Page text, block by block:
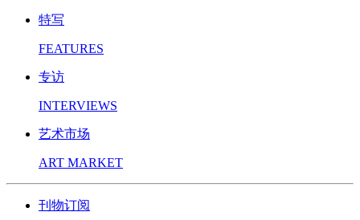
特写
FEATURES
专访
INTERVIEWS
艺术市场
ART MARKET
刊物订阅